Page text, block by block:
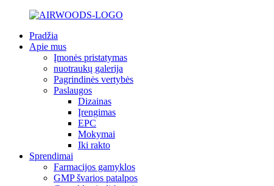
Pradžia
Apie mus
Įmonės pristatymas
nuotraukų galerija
Pagrindinės vertybės
Paslaugos
Dizainas
Įrengimas
EPC
Mokymai
Iki rakto
Sprendimai
Farmacijos gamyklos
GMP švarios patalpos